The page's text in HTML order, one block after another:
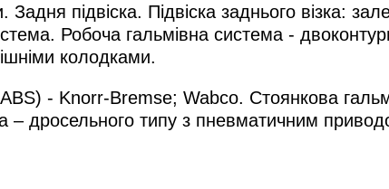
підвіска. Підвіска заднього візка:
Робоча гальмівна система -
колодками.
- Knorr-Bremse; Wabco. Стоянкова
дросельного типу з пневматичним